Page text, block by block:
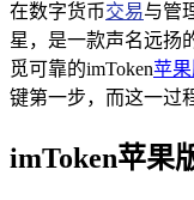
在数字货币交易与管
星，是一款声名远扬
觅可靠的imToken苹
键第一步，而这一过
imToken苹果